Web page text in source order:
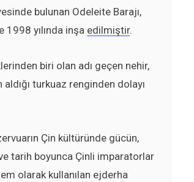
bulunan Odeleite Barajı,
1998 yılında inşa edilmiştir.
biri olan adı geçen nehir,
turkuaz renginden dolayı
Çin kültüründe gücün,
tarih boyunca Çinli imparatorlar
olarak kullanılan ejderha